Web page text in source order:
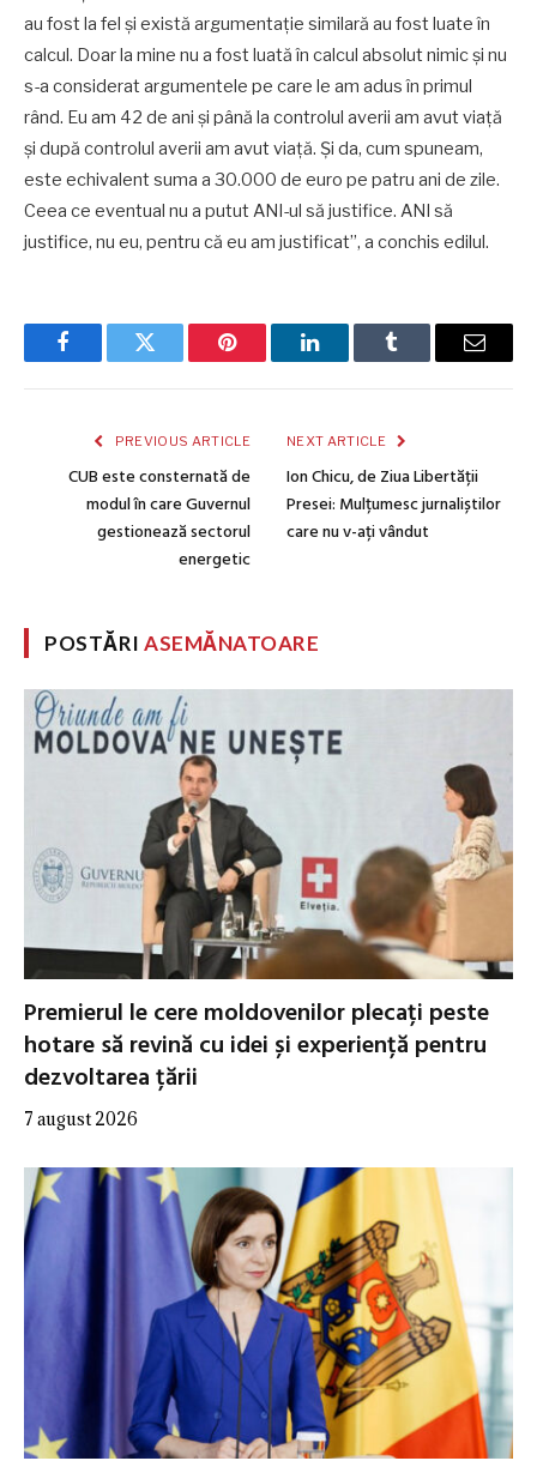
au fost la fel și există argumentație similară au fost luate în
calcul. Doar la mine nu a fost luată în calcul absolut nimic și nu
s-a considerat argumentele pe care le am adus în primul
rând. Eu am 42 de ani și până la controlul averii am avut viață
și după controlul averii am avut viață. Și da, cum spuneam,
este echivalent suma a 30.000 de euro pe patru ani de zile.
Ceea ce eventual nu a putut ANI-ul să justifice. ANI să
justifice, nu eu, pentru că eu am justificat”, a conchis edilul.
FacebookTwitter Pinterest LinkedInTumblr Email
PREVIOUS ARTICLE
CUB este consternată de
modul în care Guvernul
gestionează sectorul
energetic
NEXT ARTICLE
Ion Chicu, de Ziua Libertății
Presei: Mulțumesc jurnaliștilor
care nu v-ați vândut
POSTĂRIASEMĂNATOARE
Premierul le cere moldovenilor plecați peste
hotare să revină cu idei și experiență pentru
dezvoltarea țării
7 august 2026